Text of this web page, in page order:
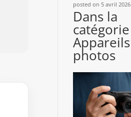
posted on 5 avril 2026
Dans la
catégorie
Appareils
photos